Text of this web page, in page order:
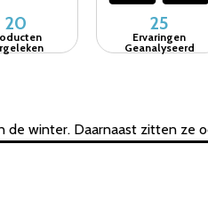
20 25
Ervaringen
Geanalyseerd
winter. Daarnaast zitten ze